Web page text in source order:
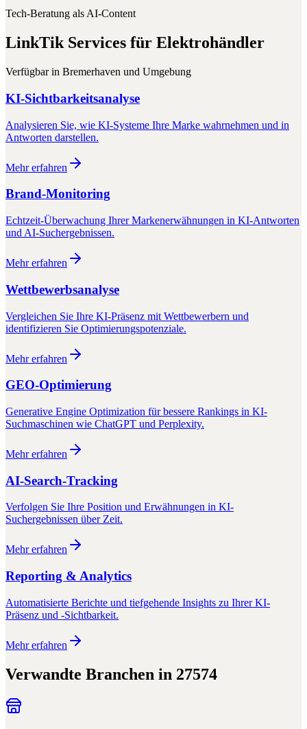
Tech-Beratung als AI-Content
LinkTik Services für Elektrohändler
Verfügbar in Bremerhaven und Umgebung
KI-Sichtbarkeitsanalyse
Analysieren Sie, wie KI-Systeme Ihre Marke wahrnehmen und in
Antworten darstellen.
Mehr erfahren
Brand-Monitoring
Echtzeit-Überwachung Ihrer Markenerwähnungen in KI-Antworten
und AI-Suchergebnissen.
Mehr erfahren
Wettbewerbsanalyse
Vergleichen Sie Ihre KI-Präsenz mit Wettbewerbern und
identifizieren Sie Optimierungspotenziale.
Mehr erfahren
GEO-Optimierung
Generative Engine Optimization für bessere Rankings in KI-
Suchmaschinen wie ChatGPT und Perplexity.
Mehr erfahren
AI-Search-Tracking
Verfolgen Sie Ihre Position und Erwähnungen in KI-
Suchergebnissen über Zeit.
Mehr erfahren
Reporting & Analytics
Automatisierte Berichte und tiefgehende Insights zu Ihrer KI-
Präsenz und -Sichtbarkeit.
Mehr erfahren
Verwandte Branchen in 27574